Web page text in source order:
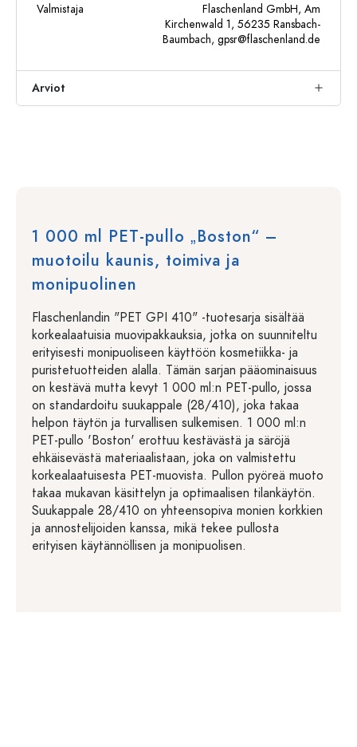
Valmistaja
Flaschenland GmbH, Am
Kirchenwald 1, 56235 Ransbach-
Baumbach, gpsr@flaschenland.de
Arviot
1 000 ml PET-pullo „Boston“ –
muotoilu kaunis, toimiva ja
monipuolinen
Flaschenlandin "PET GPI 410" -tuotesarja sisältää
korkealaatuisia muovipakkauksia, jotka on suunniteltu
erityisesti monipuoliseen käyttöön kosmetiikka- ja
puristetuotteiden alalla. Tämän sarjan pääominaisuus
on kestävä mutta kevyt 1 000 ml:n PET-pullo, jossa
on standardoitu suukappale (28/410), joka takaa
helpon täytön ja turvallisen sulkemisen. 1 000 ml:n
PET-pullo 'Boston' erottuu kestävästä ja säröjä
ehkäisevästä materiaalistaan, joka on valmistettu
korkealaatuisesta PET-muovista. Pullon pyöreä muoto
takaa mukavan käsittelyn ja optimaalisen tilankäytön.
Suukappale 28/410 on yhteensopiva monien korkkien
ja annostelijoiden kanssa, mikä tekee pullosta
erityisen käytännöllisen ja monipuolisen.